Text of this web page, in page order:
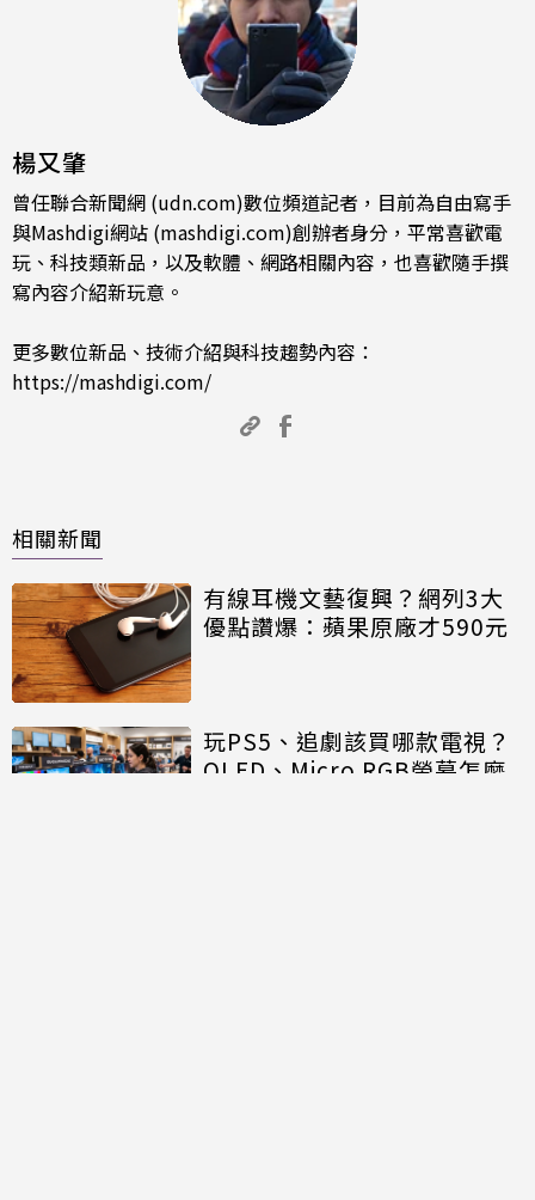
楊又肇
曾任聯合新聞網 (udn.com)數位頻道記者，目前為自由寫手
與Mashdigi網站 (mashdigi.com)創辦者身分，平常喜歡電
玩、科技類新品，以及軟體、網路相關內容，也喜歡隨手撰
寫內容介紹新玩意。
更多數位新品、技術介紹與科技趨勢內容：
https://mashdigi.com/
相關新聞
有線耳機文藝復興？網列3大
優點讚爆：蘋果原廠才590元
玩PS5、追劇該買哪款電視？
OLED、Micro RGB螢幕怎麼